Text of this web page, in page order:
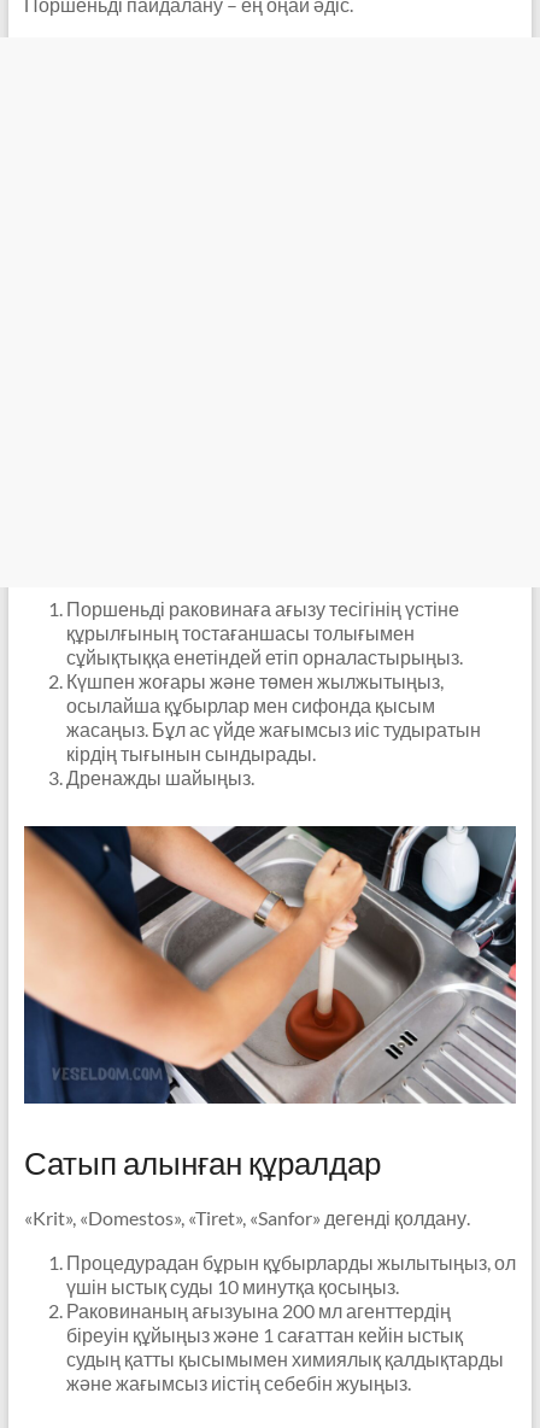
Поршеньді раковинаға ағызу тесігінің үстіне
құрылғының тостағаншасы толығымен
сұйықтыққа енетіндей етіп орналастырыңыз.
Күшпен жоғары және төмен жылжытыңыз,
осылайша құбырлар мен сифонда қысым
жасаңыз. Бұл ас үйде жағымсыз иіс тудыратын
кірдің тығынын сындырады.
Дренажды шайыңыз.
Сатып алынған құралдар
«Krit», «Domestos», «Tiret», «Sanfor» дегенді қолдану.
Процедурадан бұрын құбырларды жылытыңыз, ол
үшін ыстық суды 10 минутқа қосыңыз.
Раковинаның ағызуына 200 мл агенттердің
біреуін құйыңыз және 1 сағаттан кейін ыстық
судың қатты қысымымен химиялық қалдықтарды
және жағымсыз иістің себебін жуыңыз.